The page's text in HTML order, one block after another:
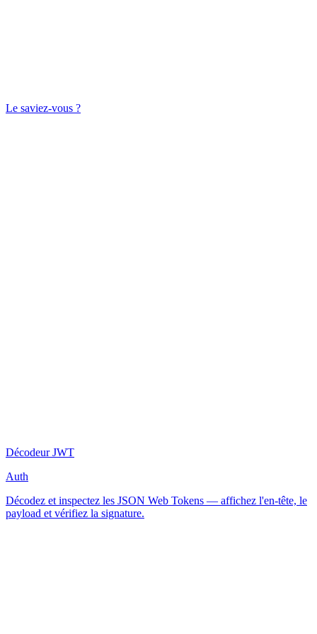
Le saviez-vous ?
Décodeur JWT
Auth
Décodez et inspectez les JSON Web Tokens — affichez l'en-tête, le
payload et vérifiez la signature.